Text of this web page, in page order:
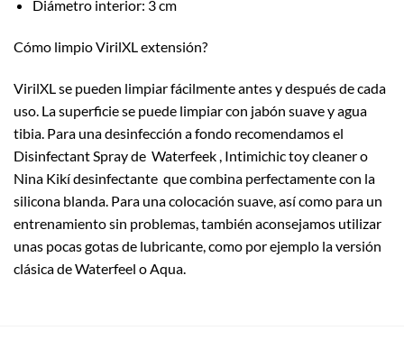
Diámetro interior: 3 cm
Cómo limpio VirilXL extensión?
VirilXL se pueden limpiar fácilmente antes y después de cada
uso. La superficie se puede limpiar con jabón suave y agua
tibia. Para una desinfección a fondo recomendamos el
Disinfectant Spray de Waterfeek , Intimichic toy cleaner o
Nina Kikí desinfectante que combina perfectamente con la
silicona blanda. Para una colocación suave, así como para un
entrenamiento sin problemas, también aconsejamos utilizar
unas pocas gotas de lubricante, como por ejemplo la versión
clásica de Waterfeel o Aqua.